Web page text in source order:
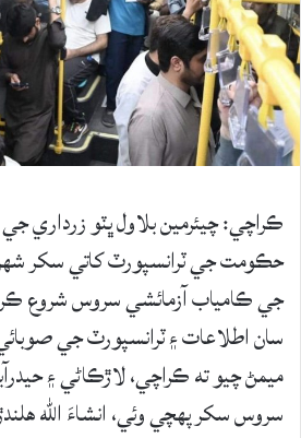
ڪراچي: چيئرمين بلاول ڀٽو زرداري
حڪومت جي ٽرانسپورٽ کاتي سکر
جي ڪامياب آزمائشي سروس شروع
سان اطلاعات ۽ ٽرانسپورٽ جي
ميمڻ چيو ته ڪراچي، لاڙڪاڻي ۽
سروس سکر پهچي وئي، انشاءَ الله